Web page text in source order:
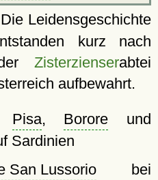
Leidensgeschichte
kurz nach
Zisterzienserabtei
aufbewahrt.
Pisa, Borore und
Sardinien
San Lussorio bei